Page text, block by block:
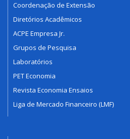
Coordenação de Extensão
Diretórios Acadêmicos
ACPE Empresa Jr.
Grupos de Pesquisa
Laboratórios
PET Economia
Revista Economia Ensaios
Liga de Mercado Financeiro (LMF)